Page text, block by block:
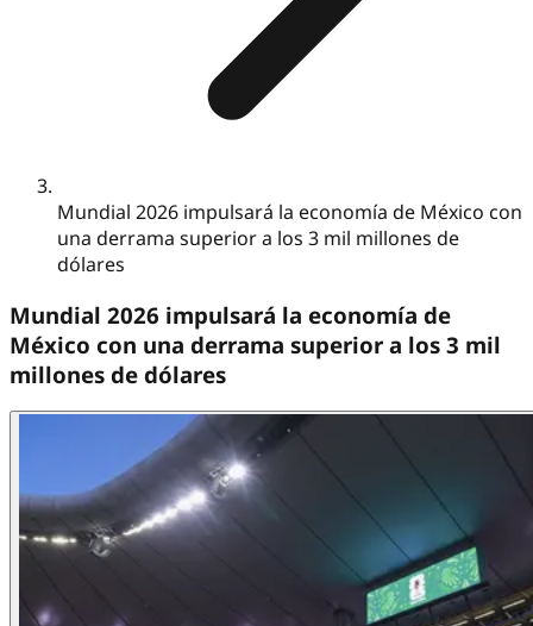
Mundial 2026 impulsará la economía de México con
una derrama superior a los 3 mil millones de
dólares
Mundial 2026 impulsará la economía de
México con una derrama superior a los 3 mil
millones de dólares